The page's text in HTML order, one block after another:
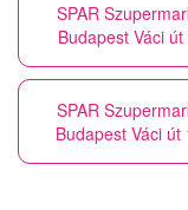
SPAR
Budapest Váci
SPAR
Budapest Váci út